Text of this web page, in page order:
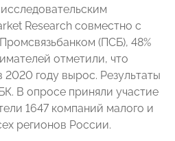
Research совместно с
(ПСБ), 48%
отметили, что
году вырос. Результаты
В опросе приняли участие
1647 компаний малого и
регионов России.